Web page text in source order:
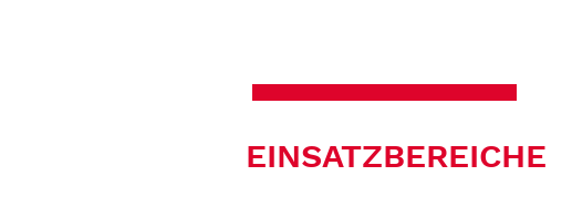
EINSATZBEREICHE